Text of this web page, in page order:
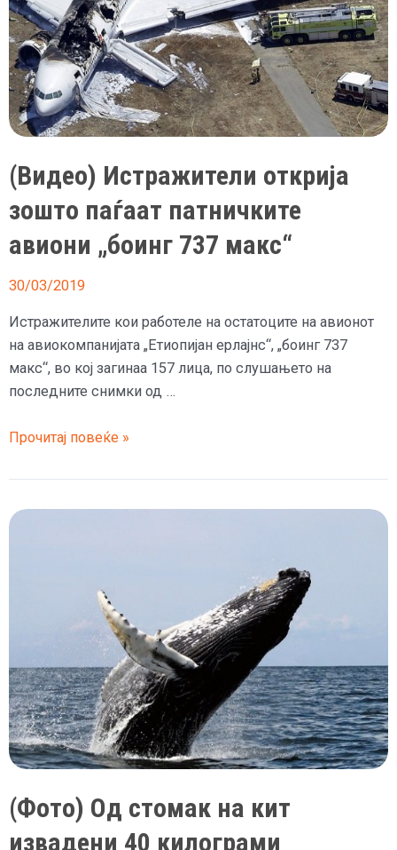
270
жртви
(Видео) Истражители открија
зошто паѓаат патничките
авиони „боинг 737 макс“
30/03/2019
Истражителите кои работеле на остатоците на авионот
на авиокомпанијата „Етиопијан ерлајнс“, „боинг 737
макс“, во кој загинаа 157 лица, по слушањето на
последните снимки од …
(Видео)
открија
зошто
паѓаат
Прочитај повеќе »
(Фото) Од стомак на кит
извадени 40 килограми